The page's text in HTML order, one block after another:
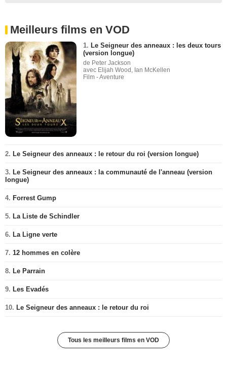
Meilleurs films en VOD
1. Le Seigneur des anneaux : les deux tours
(version longue)
de Peter Jackson
avec Elijah Wood, Ian McKellen
Film - Aventure
2. Le Seigneur des anneaux : le retour du roi (version longue)
3. Le Seigneur des anneaux : la communauté de l'anneau (version
longue)
4. Forrest Gump
5. La Liste de Schindler
6. La Ligne verte
7. 12 hommes en colère
8. Le Parrain
9. Les Evadés
10. Le Seigneur des anneaux : le retour du roi
Tous les meilleurs films en VOD